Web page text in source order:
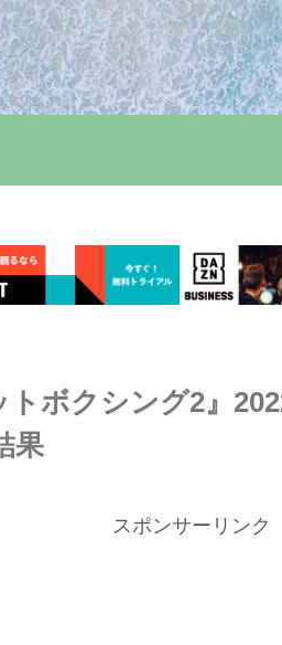
トボクシング2』
果
スポンサーリンク